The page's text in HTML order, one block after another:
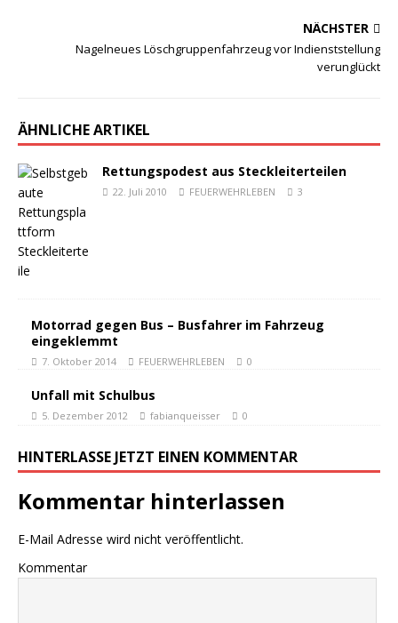
NÄCHSTER
Nagelneues Löschgruppenfahrzeug vor Indienststellung
verunglückt
ÄHNLICHE ARTIKEL
Rettungspodest aus Steckleiterteilen
22. Juli 2010 FEUERWEHRLEBEN 3
Motorrad gegen Bus – Busfahrer im Fahrzeug
eingeklemmt
7. Oktober 2014 FEUERWEHRLEBEN 0
Unfall mit Schulbus
5. Dezember 2012 fabianqueisser 0
HINTERLASSE JETZT EINEN KOMMENTAR
Kommentar hinterlassen
E-Mail Adresse wird nicht veröffentlicht.
Kommentar